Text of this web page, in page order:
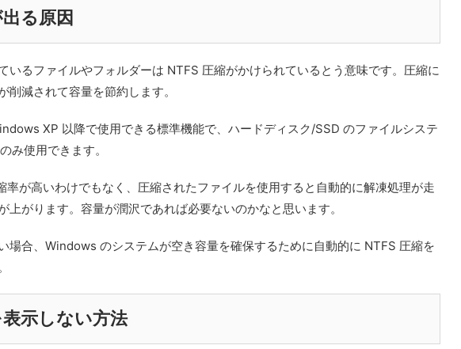
る原因
いるファイルやフォルダーは NTFS 圧縮がかけられているとう意味です。圧縮に
削減されて容量を節約します。
XP 以降で使用できる標準機能で、ハードディスク/SSD のファイルシステ
み使用できます。
率が高いわけでもなく、圧縮されたファイルを使用すると自動的に解凍処理が走
上がります。容量が潤沢であれば必要ないのかなと思います。
場合、Windows のシステムが空き容量を確保するために自動的に NTFS 圧縮を
示しない方法